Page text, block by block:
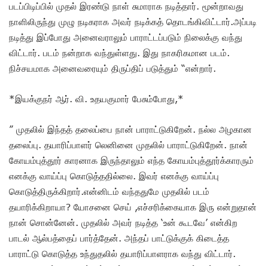
படப்பிடிப்பில் முதல் இரண்டு நாள் சுமாராக நடித்தார். மூன்றாவது
நாளிலிருந்து முழு நடிகராக அவர் நடிக்கத் தொடங்கிவிட்டார்.அப்படி
நடித்து இப்போது அனைவராலும் பாராட்டப்படும் நிலைக்கு வந்து
விட்டார். படம் நன்றாக வந்துள்ளது. இது நாகரிகமான படம்.
நிச்சயமாக அனைவரையும் திருப்திப் படுத்தும் “என்றார்.
*இயக்குநர் ஆர். வி. உதயகுமார் பேசும்போது,*
” முதலில் இந்தத் தலைப்பை நான் பாராட்டுகிறேன். நல்ல அழகான
தலைப்பு. தயாரிப்பாளர் லெனினை முதலில் பாராட்டுகிறேன். நான்
கோயம்புத்தூர் காரனாக இருந்தாலும் எந்த கோயம்புத்தூர்க்காரரும்
எனக்கு வாய்ப்பு கொடுத்ததில்லை. இவர் எனக்கு வாய்ப்பு
கொடுத்திருக்கிறார்.என்னிடம் வந்ததுமே முதலில் படம்
தயாரிக்கிறாயா? யோசனை செய் ,எச்சரிக்கையாக இரு என்றுதான்
நான் சொன்னேன். முதலில் அவர் நடித்த ‘உன் கூடவே’ என்கிற
பாடல் ஆல்பத்தைப் பார்த்தேன். அந்தப் பாட்டுக்குக் கிடைத்த
பாராட்டு கொடுத்த உந்துதலில் தயாரிப்பாளராக வந்து விட்டார்.